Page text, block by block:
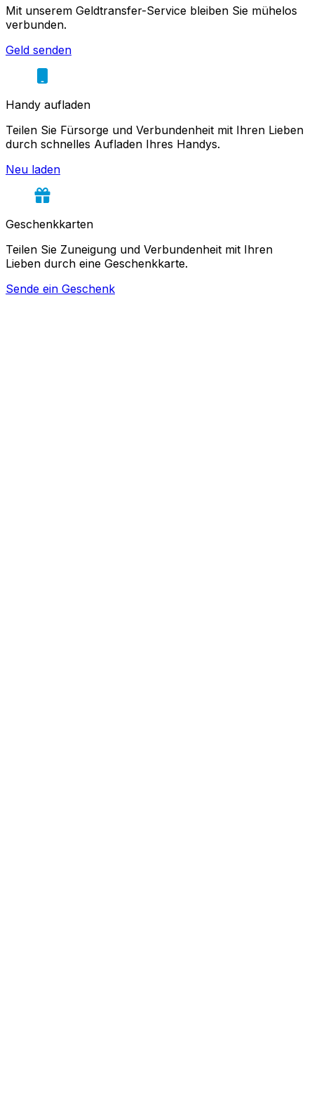
Mit unserem Geldtransfer-Service bleiben Sie mühelos
verbunden.
Geld senden
Handy aufladen
Teilen Sie Fürsorge und Verbundenheit mit Ihren Lieben
durch schnelles Aufladen Ihres Handys.
Neu laden
Geschenkkarten
Teilen Sie Zuneigung und Verbundenheit mit Ihren
Lieben durch eine Geschenkkarte.
Sende ein Geschenk